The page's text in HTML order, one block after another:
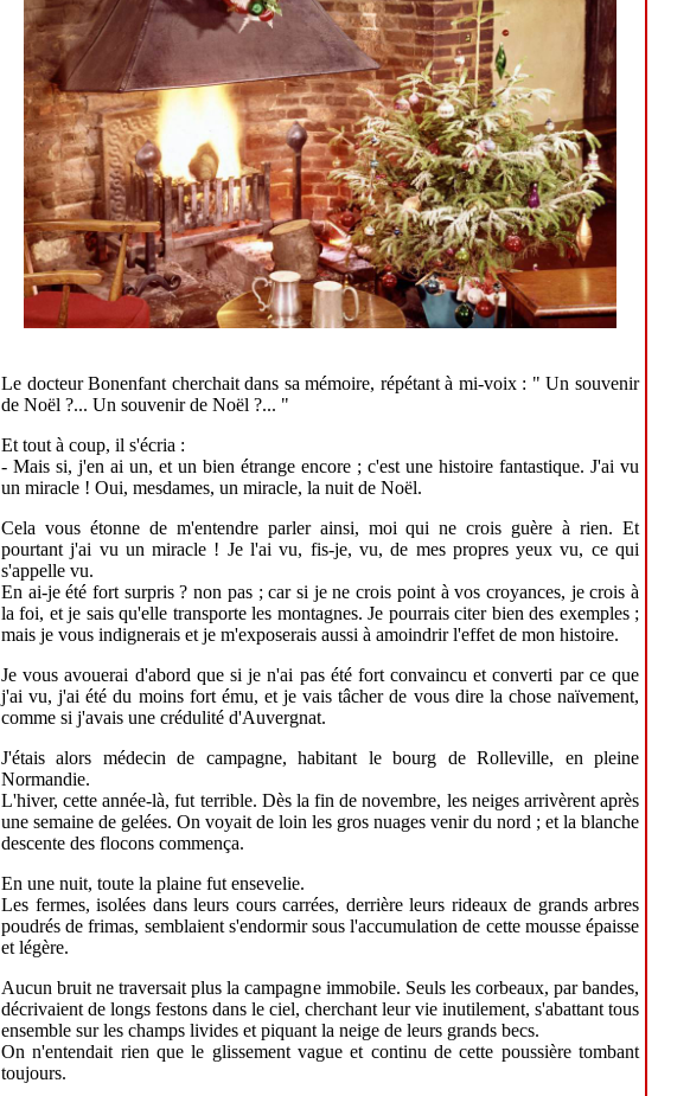
Le docteur Bonenfant cherchait dans sa mémoire, répétant à mi-voix : " Un souvenir
de Noël ?... Un souvenir de Noël ?... "
Et tout à coup, il s'écria :
- Mais si, j'en ai un, et un bien étrange encore ; c'est une histoire fantastique. J'ai vu
un miracle ! Oui, mesdames, un miracle, la nuit de Noël.
Cela vous étonne de m'entendre parler ainsi, moi qui ne crois guère à rien. Et
pourtant j'ai vu un miracle ! Je l'ai vu, fis-je, vu, de mes propres yeux vu, ce qui
s'appelle vu.
En ai-je été fort surpris ? non pas ; car si je ne crois point à vos croyances, je crois à
la foi, et je sais qu'elle transporte les montagnes. Je pourrais citer bien des exemples ;
mais je vous indignerais et je m'exposerais aussi à amoindrir l'effet de mon histoire.
Je vous avouerai d'abord que si je n'ai pas été fort convaincu et converti par ce que
j'ai vu, j'ai été du moins fort ému, et je vais tâcher de vous dire la chose naïvement,
comme si j'avais une crédulité d'Auvergnat.
J'étais alors médecin de campagne, habitant le bourg de Rolleville, en pleine
Normandie.
L'hiver, cette année-là, fut terrible. Dès la fin de novembre, les neiges arrivèrent après
une semaine de gelées. On voyait de loin les gros nuages venir du nord ; et la blanche
descente des flocons commença.
En une nuit, toute la plaine fut ensevelie.
Les fermes, isolées dans leurs cours carrées, derrière leurs rideaux de grands arbres
poudrés de frimas, semblaient s'endormir sous l'accumulation de cette mousse épaisse
et légère.
Aucun bruit ne traversait plus la campagne immobile. Seuls les corbeaux, par bandes,
décrivaient de longs festons dans le ciel, cherchant leur vie inutilement, s'abattant tous
ensemble sur les champs livides et piquant la neige de leurs grands becs.
On n'entendait rien que le glissement vague et continu de cette poussière tombant
toujours.